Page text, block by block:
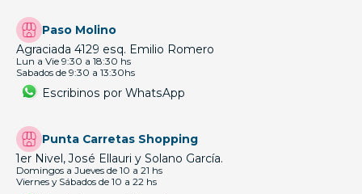
Paso Molino
Agraciada 4129 esq. Emilio Romero
Lun a Vie 9:30 a 18:30 hs
Sabados de 9:30 a 13:30hs
Escribinos por WhatsApp
Punta Carretas Shopping
1er Nivel, José Ellauri y Solano García.
Domingos a Jueves de 10 a 21 hs
Viernes y Sábados de 10 a 22 hs